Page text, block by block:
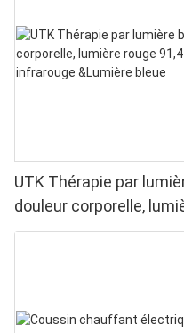
UTK Thérapie par
douleur corporelle,
&Lumière proche